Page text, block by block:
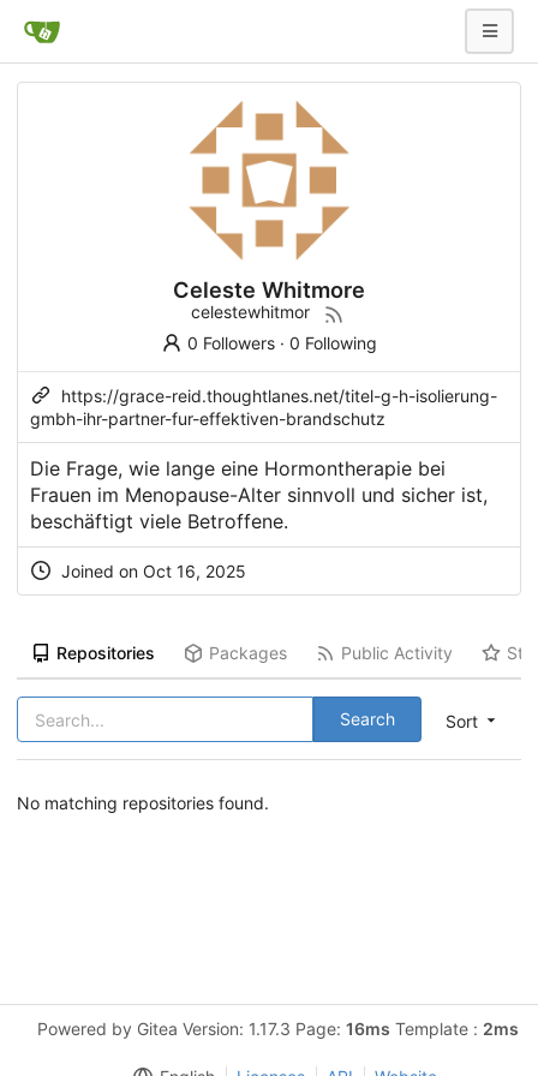
Celeste Whitmore
celestewhitmor
0 Followers· 0 Following
https://grace-reid.thoughtlanes.net/titel-g-h-isolierung-
gmbh-ihr-partner-fur-effektiven-brandschutz
Die Frage, wie lange eine Hormontherapie bei
Frauen im Menopause-Alter sinnvoll und sicher ist,
beschäftigt viele Betroffene.
Joined on Oct 16, 2025
Repositories Packages Public Activity
Sort
Search
No matching repositories found.
Powered by Gitea Version: 1.17.3 Page: 16ms Template : 2ms